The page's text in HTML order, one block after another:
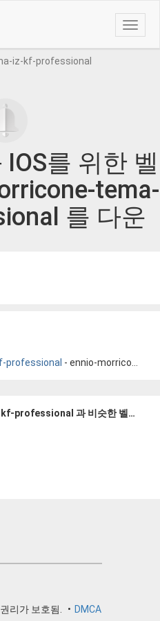
Toggle
iz-kf-professional
를 위한 벨
tema-
를 다운
professional - ennio-morricone-tema-iz-kf-professional
ennio-morricone-tema-iz-kf-professional 과 비슷한 벨소리들
리가 보호됨. • DMCA